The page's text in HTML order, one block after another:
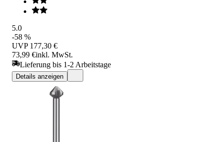
5.0
-58 %
UVP 177,30 €
73,99 €inkl. MwSt.
Lieferung bis 1-2 Arbeitstage
Details anzeigen